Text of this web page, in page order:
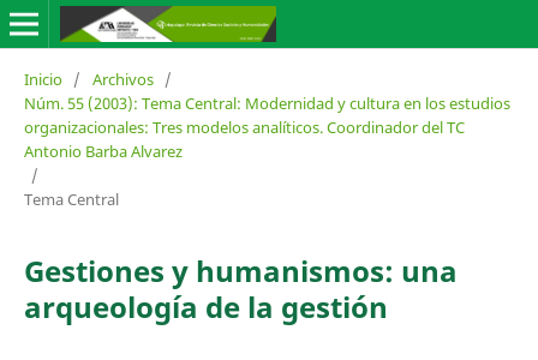
Inicio / Archivos /
Núm. 55 (2003): Tema Central: Modernidad y cultura en los estudios
organizacionales: Tres modelos analíticos. Coordinador del TC
Antonio Barba Alvarez
/
Tema Central
Gestiones y humanismos: una
arqueología de la gestión